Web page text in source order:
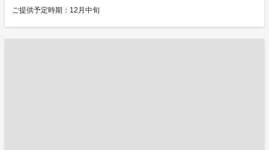
ご提供予定時期：12月中旬